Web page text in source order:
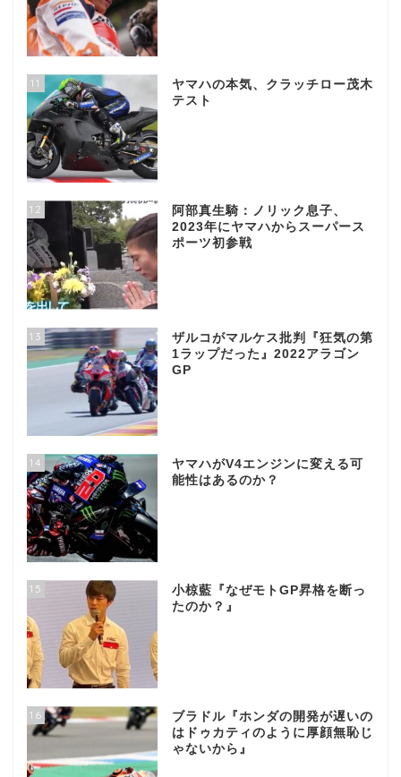
11
ヤマハの本気、クラッチロー茂木
テスト
12
阿部真生騎：ノリック息子、
2023年にヤマハからスーパース
ポーツ初参戦
13
ザルコがマルケス批判『狂気の第
1ラップだった』2022アラゴン
GP
14
ヤマハがV4エンジンに変える可
能性はあるのか？
15
小椋藍『なぜモトGP昇格を断っ
たのか？』
16
ブラドル『ホンダの開発が遅いの
はドゥカティのように厚顔無恥じ
ゃないから』